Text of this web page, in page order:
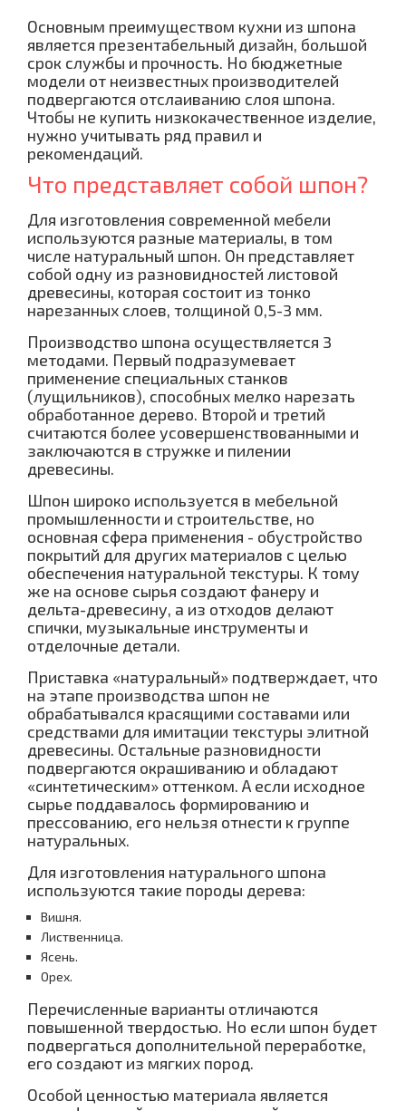
Основным преимуществом кухни из шпона
является презентабельный дизайн, большой
срок службы и прочность. Но бюджетные
модели от неизвестных производителей
подвергаются отслаиванию слоя шпона.
Чтобы не купить низкокачественное изделие,
нужно учитывать ряд правил и
рекомендаций.
Что представляет собой шпон?
Для изготовления современной мебели
используются разные материалы, в том
числе натуральный шпон. Он представляет
собой одну из разновидностей листовой
древесины, которая состоит из тонко
нарезанных слоев, толщиной 0,5-3 мм.
Производство шпона осуществляется 3
методами. Первый подразумевает
применение специальных станков
(лущильников), способных мелко нарезать
обработанное дерево. Второй и третий
считаются более усовершенствованными и
заключаются в стружке и пилении
древесины.
Шпон широко используется в мебельной
промышленности и строительстве, но
основная сфера применения - обустройство
покрытий для других материалов с целью
обеспечения натуральной текстуры. К тому
же на основе сырья создают фанеру и
дельта-древесину, а из отходов делают
спички, музыкальные инструменты и
отделочные детали.
Приставка «натуральный» подтверждает, что
на этапе производства шпон не
обрабатывался красящими составами или
средствами для имитации текстуры элитной
древесины. Остальные разновидности
подвергаются окрашиванию и обладают
«синтетическим» оттенком. А если исходное
сырье поддавалось формированию и
прессованию, его нельзя отнести к группе
натуральных.
Для изготовления натурального шпона
используются такие породы дерева:
Вишня.
Лиственница.
Ясень.
Орех.
Перечисленные варианты отличаются
повышенной твердостью. Но если шпон будет
подвергаться дополнительной переработке,
его создают из мягких пород.
Особой ценностью материала является